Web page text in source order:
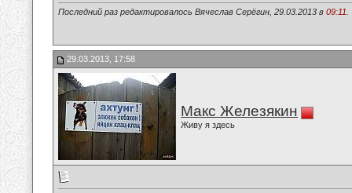
Последний раз редактировалось Вячеслав Серёгин, 29.03.2013 в 09:11
29.03.2013, 17:58
Макс Железякин
Живу я здесь